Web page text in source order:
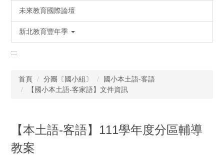
未來教育國際論壇
新北教育豐年季
:::
首頁 分團〔國小組〕
國小本土語-客語
【國小本土語-客家語】文件資訊
【本土語-客語】111學年度分區輔導
教案